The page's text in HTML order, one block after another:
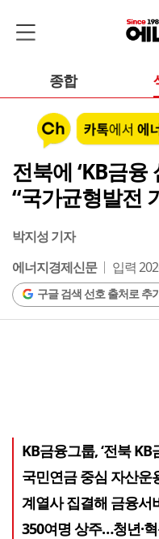
종합
전북에 ‘KB금융
“국가균형발전
박지성 기자
에너지경제신문
입력
구글 검색 선호 출처로 추
KB금융그룹, ‘전북 KB
국민연금 중심 자산운
계열사 집결해 금융서
350여명 상주…청년·